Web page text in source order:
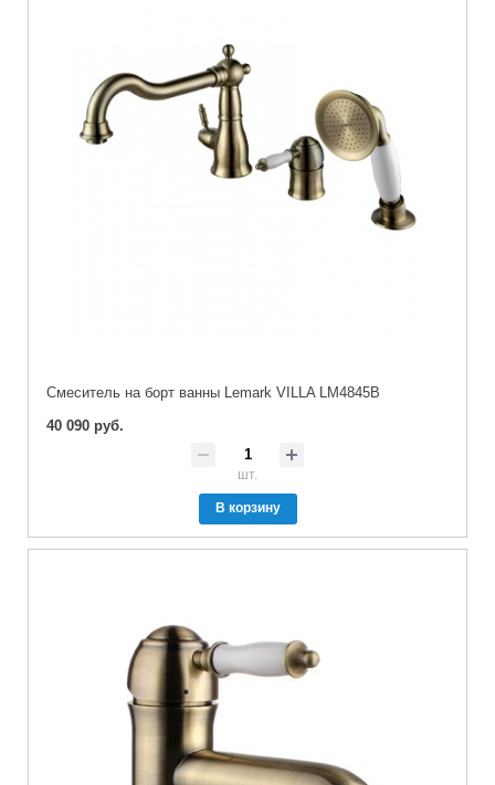
Cмеситель на борт ванны Lemark VILLA LM4845B
40 090 руб.
шт.
В корзину